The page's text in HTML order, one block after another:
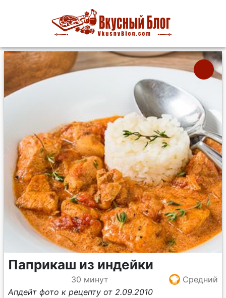
Паприкаш из индейки
30 минут
Средний
Апдейт фото к рецепту от 2.09.2010